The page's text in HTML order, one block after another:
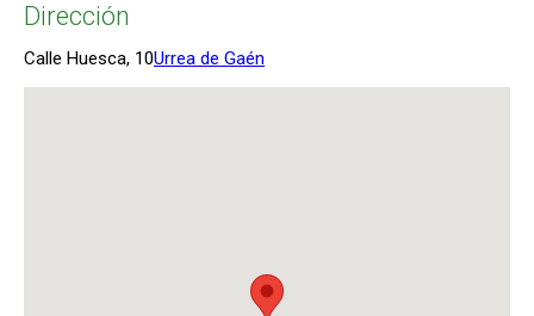
Dirección
Calle Huesca, 10Urrea de Gaén